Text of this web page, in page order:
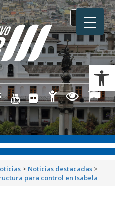
Toggle
> Noticias destacadas >
para control en Isabela